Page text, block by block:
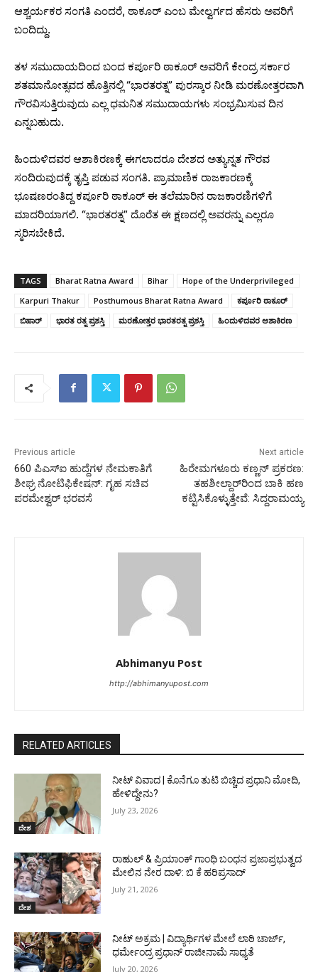
ಆಶ್ಚರ್ಯಕರ ಸಂಗತಿ ಎಂದರೆ, ಠಾಕೂರ್ ಎಂಬ ಮೇಲ್ವರ್ಗದ ಹೆಸರು ಅವರಿಗೆ
ಬಂದಿದ್ದು.
ತಳ ಸಮುದಾಯದಿಂದ ಬಂದ ಕರ್ಪೂರಿ ಠಾಕೂರ್ ಅವರಿಗೆ ಕೇಂದ್ರ ಸರ್ಕಾರ
ಶತಮಾನೋತ್ಸವದ ಹೊತ್ತಿನಲ್ಲಿ “ಭಾರತರತ್ನ” ಪುರಸ್ಕಾರ ನೀಡಿ ಮರಣೋತ್ತರವಾಗಿ
ಗೌರವಿಸುತ್ತಿರುವುದು ಎಲ್ಲ ಧಮನಿತ ಸಮುದಾಯಗಳು ಸಂಭ್ರಮಿಸುವ ದಿನ
ಎನ್ನಬಹುದು.
ಹಿಂದುಳಿದವರ ಆಶಾಕಿರಣಕ್ಕೆ ಈಗಲಾದರೂ ದೇಶದ ಅತ್ಯುನ್ನತ ಗೌರವ
ಸಂದಿರುವುದಕ್ಕೆ ತೃಪ್ತಿ ಪಡುವ ಸಂಗತಿ. ಪ್ರಾಮಾಣಿಕ ರಾಜಕಾರಣಕ್ಕೆ
ಭೂಷಣರಂತಿದ್ದ ಕರ್ಪೂರಿ ಠಾಕೂರ್ ಈ ತಲೆಮಾರಿನ ರಾಜಕಾರಣಿಗಳಿಗೆ
ಮಾದರಿಯಾಗಲಿ. “ಭಾರತರತ್ನ” ದೊರೆತ ಈ ಕ್ಷಣದಲ್ಲಿ ಅವರನ್ನು ಎಲ್ಲರೂ
ಸ್ಮರಿಸಬೇಕಿದೆ.
TAGS Bharat Ratna Award Bihar
Hope of the Underprivileged
Karpuri Thakur
Posthumous Bharat Ratna Award
ಕರ್ಪೂರಿ ಠಾಕೂರ್‌
ಬಿಹಾರ್‌
ಭಾರತ ರತ್ನ ಪ್ರಶಸ್ತಿ ಮರಣೋತ್ತರ ಭಾರತರತ್ನ ಪ್ರಶಸ್ತಿ ಹಿಂದುಳಿದವರ ಆಶಾಕಿರಣ
Previous article
660 ಪಿಎಸ್ಐ ಹುದ್ದೆಗಳ ನೇಮಕಾತಿಗೆ
ಶೀಘ್ರ ನೋಟಿಫಿಕೇಷನ್: ಗೃಹ ಸಚಿವ
ಪರಮೇಶ್ವರ್ ಭರವಸೆ
Next article
ಹಿರೇಮಗಳೂರು ಕಣ್ಣನ್ ಪ್ರಕರಣ:
ತಹಶೀಲ್ದಾರ್‌ರಿಂದ ಬಾಕಿ ಹಣ
ಕಟ್ಟಿಸಿಕೊಳ್ಳುತ್ತೇವೆ: ಸಿದ್ದರಾಮಯ್ಯ
Abhimanyu Post
http://abhimanyupost.com
RELATED ARTICLES
ದೇಶ
ನೀಟ್‌ ವಿವಾದ | ಕೊನೆಗೂ ತುಟಿ ಬಿಚ್ಚಿದ ಪ್ರಧಾನಿ ಮೋದಿ,
ಹೇಳಿದ್ದೇನು?
July 23, 2026
ದೇಶ
ರಾಹುಲ್ & ಪ್ರಿಯಾಂಕ್ ಗಾಂಧಿ ಬಂಧನ ಪ್ರಜಾಪ್ರಭುತ್ವದ
ಮೇಲಿನ ನೇರ ದಾಳಿ: ಬಿ ಕೆ ಹರಿಪ್ರಸಾದ್
July 21, 2026
ನೀಟ್ ಅಕ್ರಮ | ವಿದ್ಯಾರ್ಥಿಗಳ ಮೇಲೆ ಲಾಠಿ ಚಾರ್ಜ್,
ಧರ್ಮೇಂದ್ರ ಪ್ರಧಾನ್ ರಾಜೀನಾಮೆ ಸಾಧ್ಯತೆ
July 20, 2026